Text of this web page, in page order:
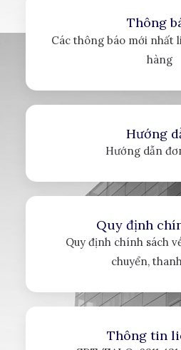
Thông
Các thông báo mới nhất
hàng
Hướng
Hướng dẫn
Quy định
Quy định chính sách
chuyển,
Thông tin